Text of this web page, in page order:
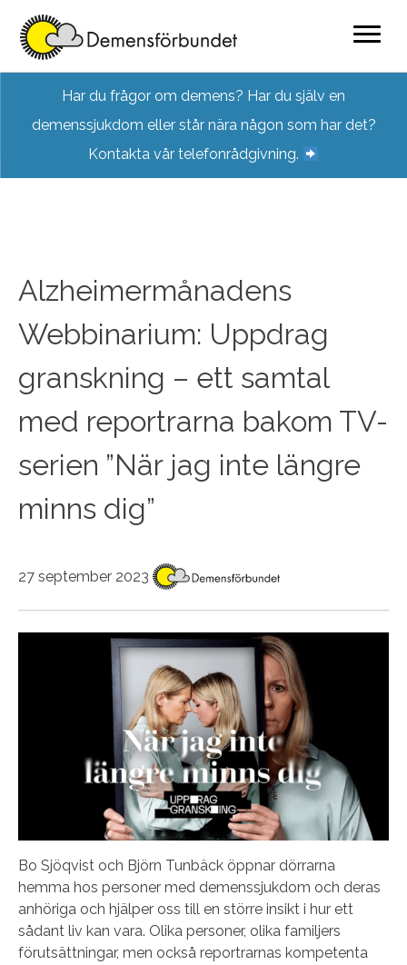
content
Har du frågor om demens? Har du själv en
demenssjukdom eller står nära någon som har det?
Kontakta vår telefonrådgivning.
Alzheimermånadens
Webbinarium: Uppdrag
granskning – ett samtal
med reportrarna bakom TV-
serien ”När jag inte längre
minns dig”
27 september 2023
Bo Sjöqvist och Björn Tunbäck öppnar dörrarna
hemma hos personer med demenssjukdom och deras
anhöriga och hjälper oss till en större insikt i hur ett
sådant liv kan vara. Olika personer, olika familjers
förutsättningar, men också reportrarnas kompetenta